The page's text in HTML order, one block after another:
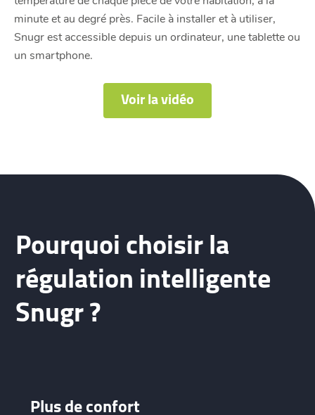
minute et au degré près. Facile à installer et à utiliser,
Snugr est accessible depuis un ordinateur, une tablette ou
un smartphone.
Voir la vidéo
Pourquoi choisir la
régulation intelligente
Snugr ?
Plus de confort